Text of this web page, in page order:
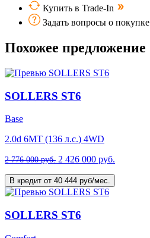
Купить в Trade-In
Задать вопросы о покупке
Похожее предложение
SOLLERS ST6
Base
2.0d 6MT (136 л.с.) 4WD
2 776 000 руб. 2 426 000 руб.
В кредит от 40 444 руб/мес.
SOLLERS ST6